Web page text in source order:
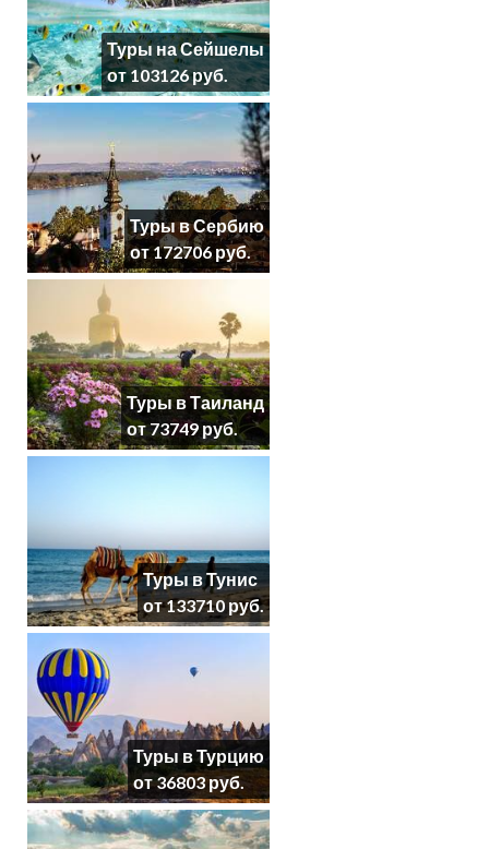
Туры на Сейшелы
от 103126 руб.
Туры в Сербию
от 172706 руб.
Туры в Таиланд
от 73749 руб.
Туры в Тунис
от 133710 руб.
Туры в Турцию
от 36803 руб.